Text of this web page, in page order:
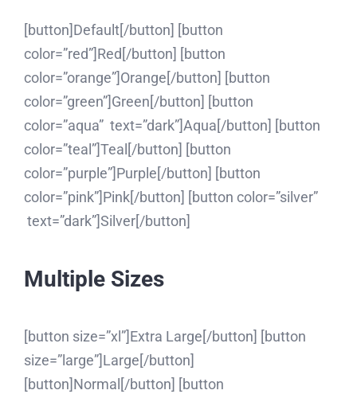
[button]Default[/button] [button
color=”red”]Red[/button] [button
color=”orange”]Orange[/button] [button
color=”green”]Green[/button] [button
color=”aqua” text=”dark”]Aqua[/button] [button
color=”teal”]Teal[/button] [button
color=”purple”]Purple[/button] [button
color=”pink”]Pink[/button] [button color=”silver”
text=”dark”]Silver[/button]
Multiple Sizes
[button size=”xl”]Extra Large[/button] [button
size=”large”]Large[/button]
[button]Normal[/button] [button